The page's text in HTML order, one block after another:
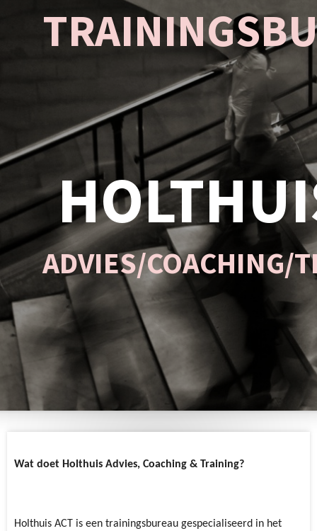
ADVIES/COACHING/
Wat doet Holthuis Advies, Coaching & Training?
Holthuis ACT is een trainingsbureau gespecialiseerd in het